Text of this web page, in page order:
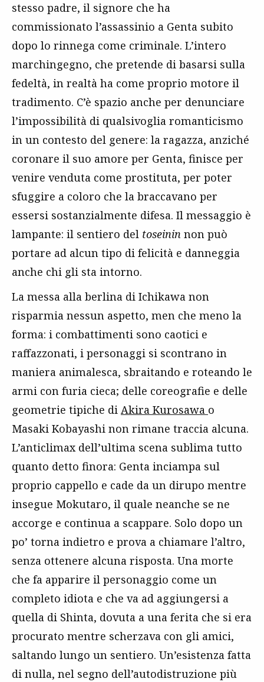
stesso padre, il signore che ha
commissionato l’assassinio a Genta subito
dopo lo rinnega come criminale. L’intero
marchingegno, che pretende di basarsi sulla
fedeltà, in realtà ha come proprio motore il
tradimento. C’è spazio anche per denunciare
l’impossibilità di qualsivoglia romanticismo
in un contesto del genere: la ragazza, anziché
coronare il suo amore per Genta, finisce per
venire venduta come prostituta, per poter
sfuggire a coloro che la braccavano per
essersi sostanzialmente difesa. Il messaggio è
lampante: il sentiero del toseinin non può
portare ad alcun tipo di felicità e danneggia
anche chi gli sta intorno.
La messa alla berlina di Ichikawa non
risparmia nessun aspetto, men che meno la
forma: i combattimenti sono caotici e
raffazzonati, i personaggi si scontrano in
maniera animalesca, sbraitando e roteando le
armi con furia cieca; delle coreografie e delle
geometrie tipiche di Akira Kurosawa o
Masaki Kobayashi non rimane traccia alcuna.
L’anticlimax dell’ultima scena sublima tutto
quanto detto finora: Genta inciampa sul
proprio cappello e cade da un dirupo mentre
insegue Mokutaro, il quale neanche se ne
accorge e continua a scappare. Solo dopo un
po’ torna indietro e prova a chiamare l’altro,
senza ottenere alcuna risposta. Una morte
che fa apparire il personaggio come un
completo idiota e che va ad aggiungersi a
quella di Shinta, dovuta a una ferita che si era
procurato mentre scherzava con gli amici,
saltando lungo un sentiero. Un’esistenza fatta
di nulla, nel segno dell’autodistruzione più